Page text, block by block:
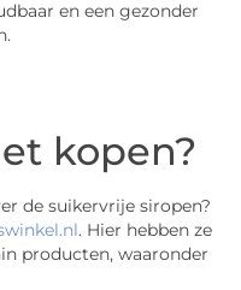
en een gezonder
kopen?
de suikervrije siropen?
. Hier hebben ze
producten, waaronder